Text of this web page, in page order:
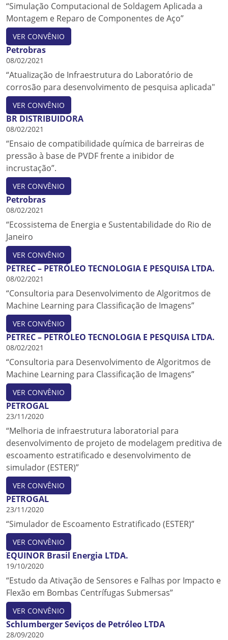
“Simulação Computacional de Soldagem Aplicada a
Montagem e Reparo de Componentes de Aço”
VER CONVÊNIO
Petrobras
08/02/2021
“Atualização de Infraestrutura do Laboratório de
corrosão para desenvolvimento de pesquisa aplicada"
VER CONVÊNIO
BR DISTRIBUIDORA
08/02/2021
“Ensaio de compatibilidade química de barreiras de
pressão à base de PVDF frente a inibidor de
incrustação”.
VER CONVÊNIO
Petrobras
08/02/2021
“Ecossistema de Energia e Sustentabilidade do Rio de
Janeiro
VER CONVÊNIO
PETREC – PETRÓLEO TECNOLOGIA E PESQUISA LTDA.
08/02/2021
“Consultoria para Desenvolvimento de Algoritmos de
Machine Learning para Classificação de Imagens”
VER CONVÊNIO
PETREC – PETRÓLEO TECNOLOGIA E PESQUISA LTDA.
08/02/2021
“Consultoria para Desenvolvimento de Algoritmos de
Machine Learning para Classificação de Imagens”
VER CONVÊNIO
PETROGAL
23/11/2020
“Melhoria de infraestrutura laboratorial para
desenvolvimento de projeto de modelagem preditiva de
escoamento estratificado e desenvolvimento de
simulador (ESTER)”
VER CONVÊNIO
PETROGAL
23/11/2020
“Simulador de Escoamento Estratificado (ESTER)”
VER CONVÊNIO
EQUINOR Brasil Energia LTDA.
19/10/2020
“Estudo da Ativação de Sensores e Falhas por Impacto e
Flexão em Bombas Centrífugas Submersas”
VER CONVÊNIO
Schlumberger Seviços de Petróleo LTDA
28/09/2020